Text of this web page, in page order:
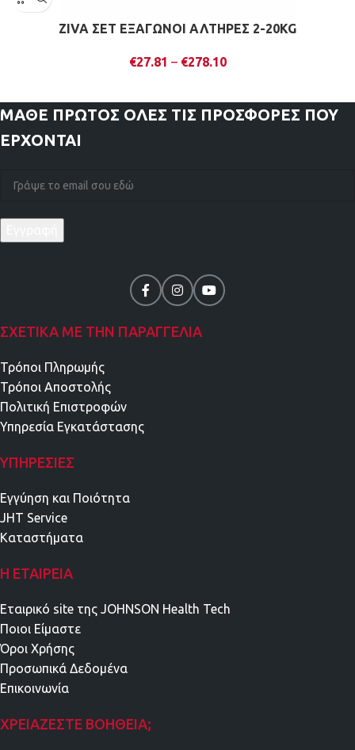
ZIVA ΣΕΤ ΕΞΑΓΩΝΟΙ ΑΛΤΗΡΕΣ 2-20KG
€27.81 – €278.10
ΜΑΘΕ ΠΡΩΤΟΣ ΟΛΕΣ ΤΙΣ ΠΡΟΣΦΟΡΕΣ ΠΟΥ
ΕΡΧΟΝΤΑΙ
ΣΧΕΤΙΚΑ ΜΕ ΤΗΝ ΠΑΡΑΓΓΕΛΙΑ
Τρόποι Πληρωμής
Τρόποι Αποστολής
Πολιτική Επιστροφών
Υπηρεσία Εγκατάστασης
ΥΠΗΡΕΣΊΕΣ
Εγγύηση και Ποιότητα
JHT Service
Καταστήματα
Η ΕΤΑΙΡΕΊΑ
Εταιρικό site της JOHNSON Health Tech
Ποιοι Είμαστε
Όροι Χρήσης
Προσωπικά Δεδομένα
Επικοινωνία
ΧΡΕΙΆΖΕΣΤΕ ΒΟΉΘΕΙΑ;